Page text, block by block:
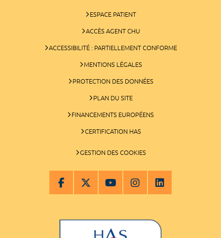
ESPACE PATIENT
ACCÈS AGENT CHU
ACCESSIBILITÉ : PARTIELLEMENT CONFORME
MENTIONS LÉGALES
PROTECTION DES DONNÉES
PLAN DU SITE
FINANCEMENTS EUROPÉENS
CERTIFICATION HAS
GESTION DES COOKIES